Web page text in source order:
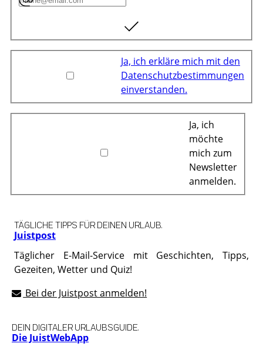
Ja, ich erkläre mich mit den
Datenschutzbestimmungen
einverstanden.
Ja, ich
möchte
mich zum
Newsletter
anmelden.
Juistpost
TÄGLICHE TIPPS FÜR DEINEN URLAUB.
Täglicher E-Mail-Service mit Geschichten, Tipps,
Gezeiten, Wetter und Quiz!
Bei der Juistpost anmelden!
Die JuistWebApp
DEIN DIGITALER URLAUBSGUIDE.